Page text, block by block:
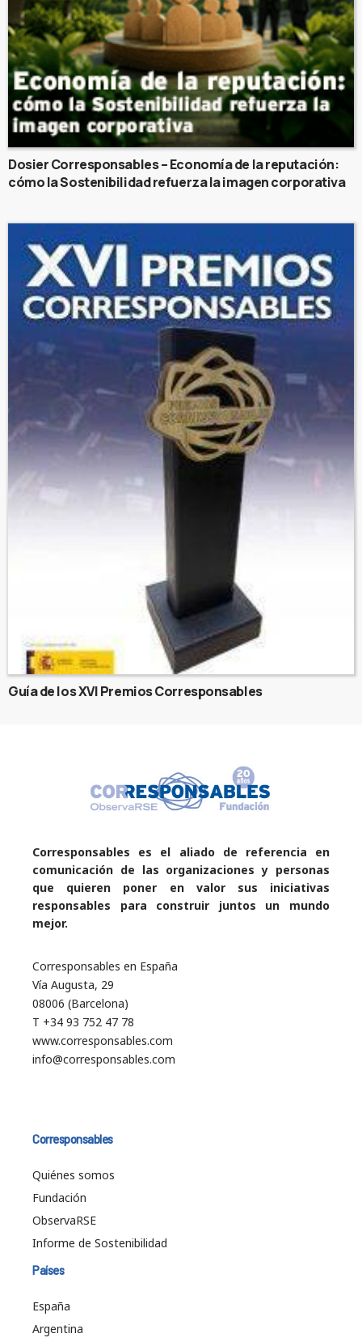
Dosier Corresponsables – Economía de la reputación:
cómo la Sostenibilidad refuerza la imagen corporativa
Guía de los XVI Premios Corresponsables
Corresponsables es el aliado de referencia en
comunicación de las organizaciones y personas
que quieren poner en valor sus iniciativas
responsables para construir juntos un mundo
mejor.
Corresponsables en España
Vía Augusta, 29
08006 (Barcelona)
T +34 93 752 47 78
www.corresponsables.com
info@corresponsables.com
Corresponsables
Quiénes somos
Fundación
ObservaRSE
Informe de Sostenibilidad
Países
España
Argentina